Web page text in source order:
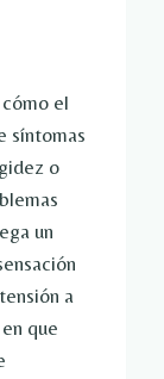
el
síntomas
o
un
a
que